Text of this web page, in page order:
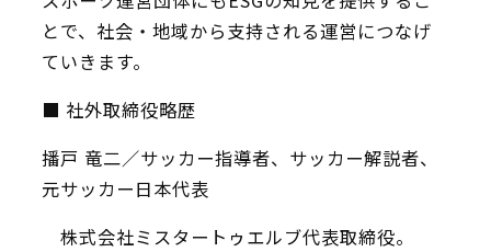
とで、社会・地域から支持される運営につなげ
ていきます。
■ 社外取締役略歴
播戸 竜二／サッカー指導者、サッカー解説者、
元サッカー日本代表
株式会社ミスタートゥエルブ代表取締役。